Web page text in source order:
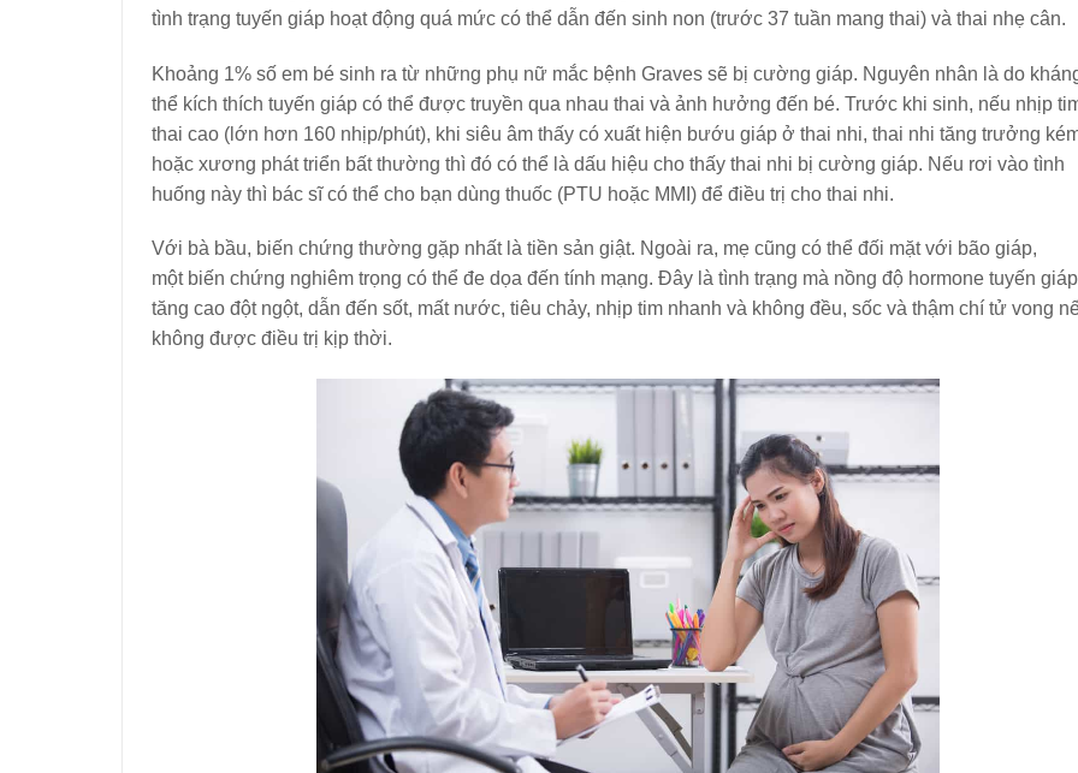
tình trạng tuyến giáp hoạt động quá mức có thể dẫn đến sinh non (trước 37 tuần mang thai) và thai nhẹ cân.
Khoảng 1% số em bé sinh ra từ những phụ nữ mắc bệnh Graves sẽ bị cường giáp. Nguyên nhân là do
thể kích thích tuyến giáp có thể được truyền qua nhau thai và ảnh hưởng đến bé. Trước khi sinh, nếu nhịp
thai cao (lớn hơn 160 nhịp/phút), khi siêu âm thấy có xuất hiện bướu giáp ở thai nhi, thai nhi tăng trưởng
hoặc xương phát triển bất thường thì đó có thể là dấu hiệu cho thấy thai nhi bị cường giáp. Nếu rơi vào tình
huống này thì bác sĩ có thể cho bạn dùng thuốc (PTU hoặc MMI) để điều trị cho thai nhi.
Với bà bầu, biến chứng thường gặp nhất là tiền sản giật. Ngoài ra, mẹ cũng có thể đối mặt với bão giáp,
một biến chứng nghiêm trọng có thể đe dọa đến tính mạng. Đây là tình trạng mà nồng độ hormone tuyến giáp
tăng cao đột ngột, dẫn đến sốt, mất nước, tiêu chảy, nhịp tim nhanh và không đều, sốc và thậm chí tử vong
không được điều trị kịp thời.